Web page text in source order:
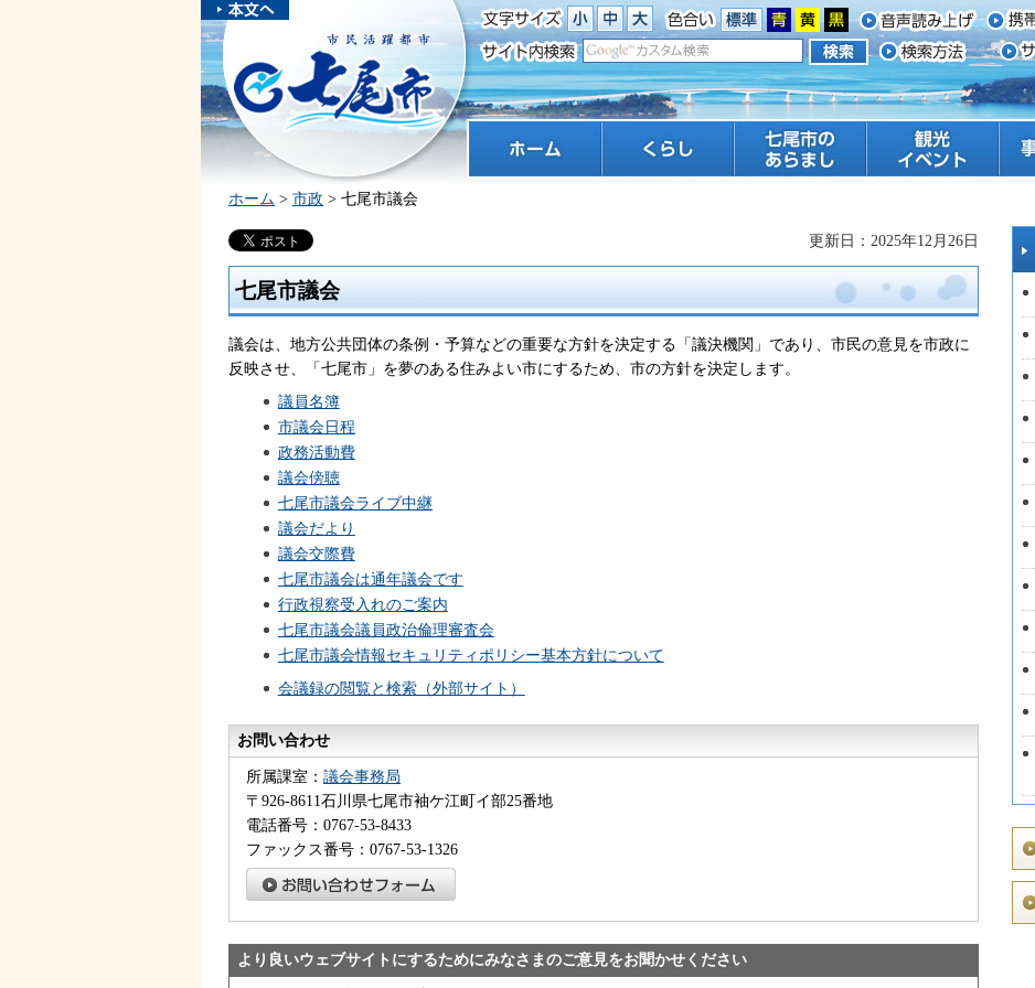
本文へスキ
ップしま
す。
市民活躍都市 七尾市
七尾市のあらまし 観光 イベント
ホーム > 市政 > 七尾市議会
更新日：2025年12月26日
七尾市議会
議会は、地方公共団体の条例・予算などの重要な方針を決定する「議決機関」であり、市民の意見を市政に
反映させ、「七尾市」を夢のある住みよい市にするため、市の方針を決定します。
議員名簿
市議会日程
政務活動費
議会傍聴
七尾市議会ライブ中継
議会だより
議会交際費
七尾市議会は通年議会です
行政視察受入れのご案内
七尾市議会議員政治倫理審査会
七尾市議会情報セキュリティポリシー基本方針について
会議録の閲覧と検索（外部サイト）
お問い合わせ
所属課室： 議会事務局
〒926-8611石川県七尾市袖ケ江町イ部25番地
電話番号：0767-53-8433
ファックス番号：0767-53-1326
より良いウェブサイトにするためにみなさまのご意見をお聞かせください